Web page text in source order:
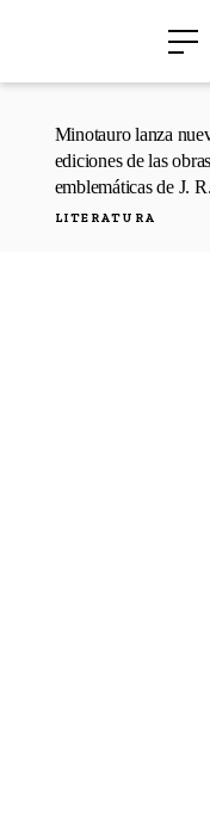
Minotauro lanza
ediciones de las
emblemáticas de J.
LITERATURA
›